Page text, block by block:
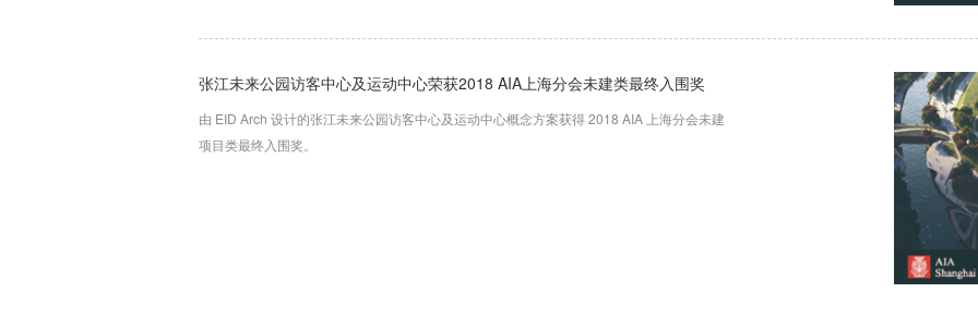
张江未来公园访客中心及运动中心荣获2018 AIA上海分会未建类最终入围奖
由 EID Arch 设计的张江未来公园访客中心及运动中心概念方案获得 2018 AIA 上海分会未建
项目类最终入围奖。